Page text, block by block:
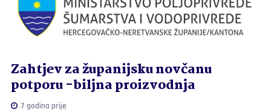
Zahtjev za županijsku novčanu
potporu -biljna proizvodnja
7 godina prije